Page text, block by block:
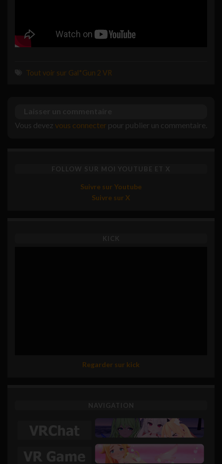
Tout voir sur Gal*Gun 2 VR
Vous devez vous connecter pour publier un commentaire.
FOLLOW SUR MOI YOUTUBE ET X
Suivre sur Youtube
Suivre sur X
KICK
Regarder sur kick
NAVIGATION